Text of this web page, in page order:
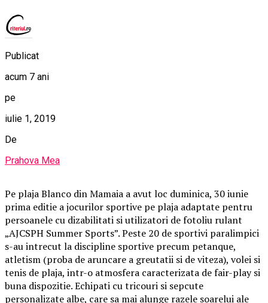
Publicat
acum 7 ani
pe
iulie 1, 2019
De
Prahova Mea
Pe plaja Blanco din Mamaia a avut loc duminica, 30 iunie
prima editie a jocurilor sportive pe plaja adaptate pentru
persoanele cu dizabilitati si utilizatori de fotoliu rulant
„AJCSPH Summer Sports”. Peste 20 de sportivi paralimpici
s-au intrecut la discipline sportive precum petanque,
atletism (proba de aruncare a greutatii si de viteza), volei si
tenis de plaja, intr-o atmosfera caracterizata de fair-play si
buna dispozitie. Echipati cu tricouri si sepcute
personalizate albe, care sa mai alunge razele soarelui ale